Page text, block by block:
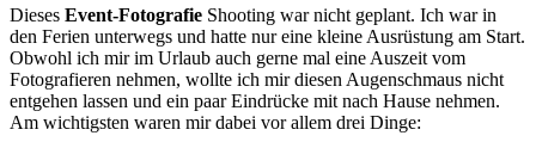
Dieses Event-Fotografie Shooting war nicht geplant. Ich war in
den Ferien unterwegs und hatte nur eine kleine Ausrüstung am Start.
Obwohl ich mir im Urlaub auch gerne mal eine Auszeit vom
Fotografieren nehmen, wollte ich mir diesen Augenschmaus nicht
entgehen lassen und ein paar Eindrücke mit nach Hause nehmen.
Am wichtigsten waren mir dabei vor allem drei Dinge: